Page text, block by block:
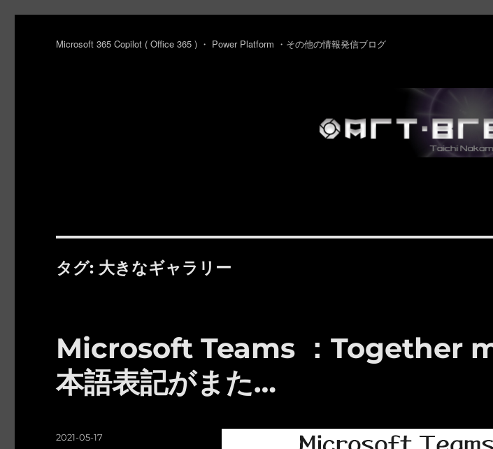
Microsoft 365 Copilot ( Office 365 ) ・ Power Platform ・その他の情報発信ブログ
タグ: 大きなギャラリー
Microsoft Teams ：Together
本語表記がまた…
投
2021-05-17